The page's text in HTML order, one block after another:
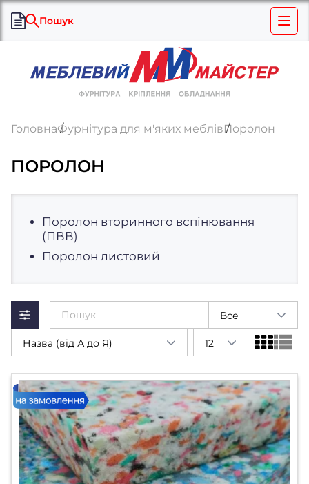
Пошук
ГоловнаФурнітура для м'яких меблівПоролон
ПОРОЛОН
Поролон вторинного вспінювання
(ПВВ)
Поролон листовий
Все
Назва (від А до Я) 12